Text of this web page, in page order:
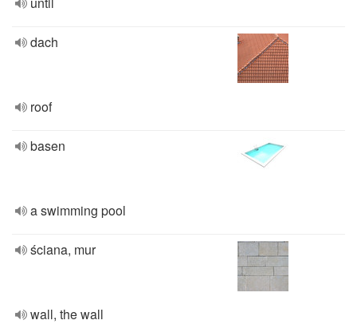
dach
roof
basen
a swimming pool
ściana, mur
wall, the wall